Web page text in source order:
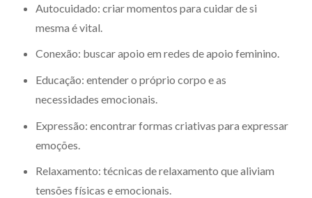
Autocuidado: criar momentos para cuidar de si
mesma é vital.
Conexão: buscar apoio em redes de apoio feminino.
Educação: entender o próprio corpo e as
necessidades emocionais.
Expressão: encontrar formas criativas para expressar
emoções.
Relaxamento: técnicas de relaxamento que aliviam
tensões físicas e emocionais.